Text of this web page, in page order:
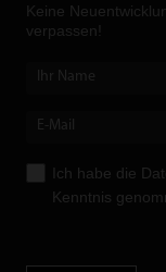
Keine
verpassen!
Ich habe die
Kenntnis